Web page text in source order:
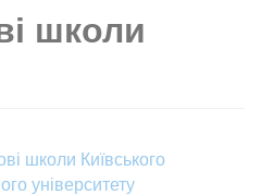
школи
школи Київського
університету